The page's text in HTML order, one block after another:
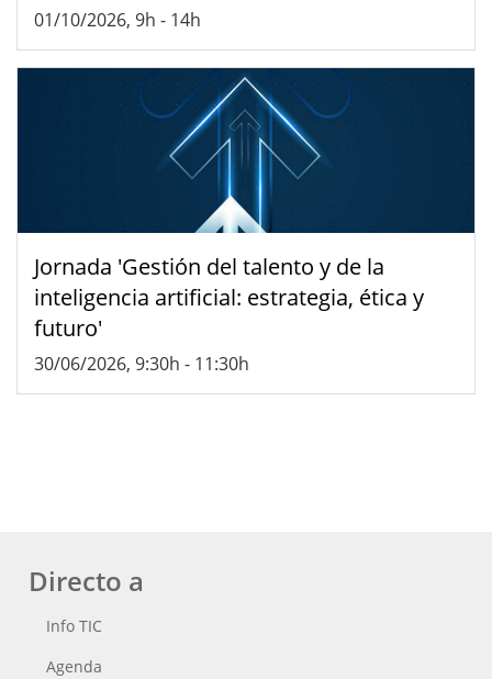
01/10/2026, 9h - 14h
Jornada 'Gestión del talento y de la
inteligencia artificial: estrategia, ética y
futuro'
30/06/2026, 9:30h - 11:30h
Directo a
Info TIC
Agenda